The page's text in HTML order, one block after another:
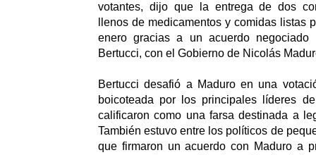
votantes, dijo que la entrega de dos
llenos de medicamentos y comidas listas
enero gracias a un acuerdo negociado
Bertucci, con el Gobierno de Nicolás
Bertucci desafió a Maduro en una
boicoteada por los principales líderes
calificaron como una farsa destinada a
También estuvo entre los políticos de
que firmaron un acuerdo con Maduro a